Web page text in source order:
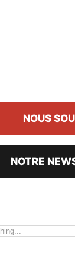
NOUS
NOTRE